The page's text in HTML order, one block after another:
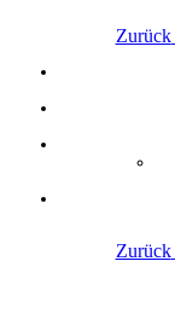
Zurück
Zurück